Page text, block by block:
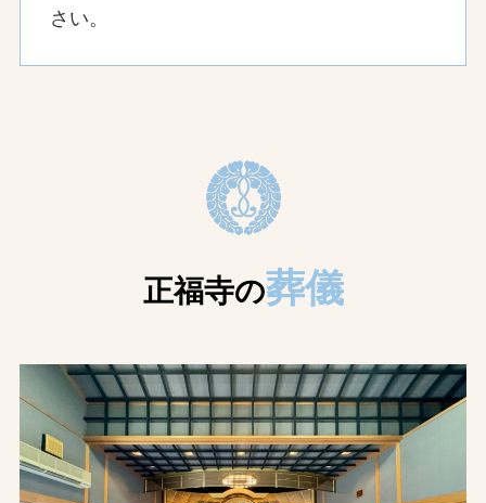
さい。
正福寺の葬儀